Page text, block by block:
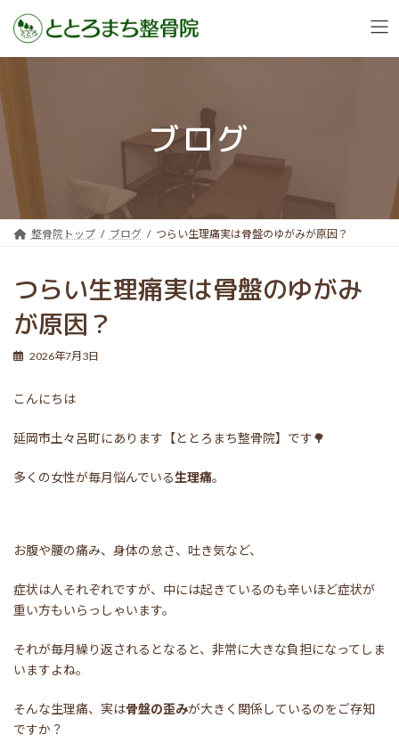
テ
ン
ツ
へ
ゲ
ー
シ
ョ
ブログ
整骨院トップ ブログ つらい生理痛実は骨盤のゆがみが原因？
つらい生理痛実は骨盤のゆがみ
が原因？
2026年7月3日
こんにちは
延岡市土々呂町にあります【ととろまち整骨院】です🌳
多くの女性が毎月悩んでいる生理痛。
お腹や腰の痛み、身体の怠さ、吐き気など、
症状は人それぞれですが、中には起きているのも辛いほど症状が
重い方もいらっしゃいます。
それが毎月繰り返されるとなると、非常に大きな負担になってしま
いますよね。
そんな生理痛、実は骨盤の歪みが大きく関係しているのをご存知
ですか？